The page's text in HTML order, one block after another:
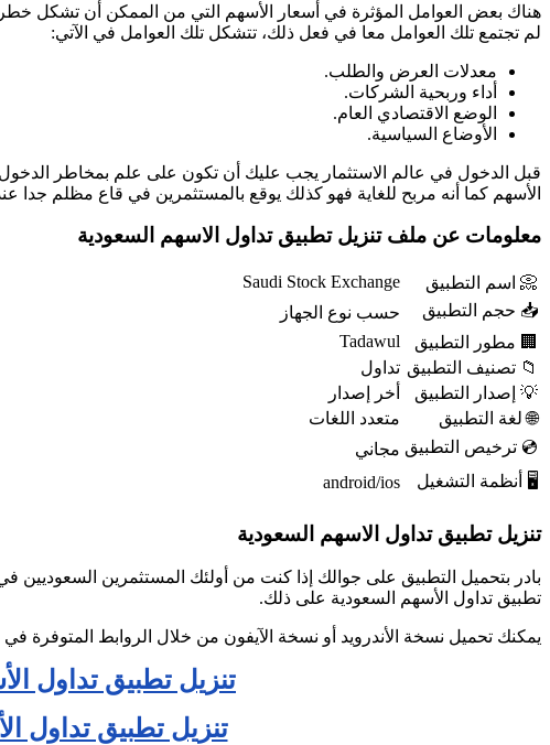
هناك بعض العوامل المؤثرة في أسعار الأسهم التي من الممكن أن تشكل
لم تجتمع تلك العوامل معا في فعل ذلك، تتشكل تلك العوامل في الآتي:
معدلات العرض والطلب.
أداء وربحية الشركات.
الوضع الاقتصادي العام.
الأوضاع السياسية.
قبل الدخول في عالم الاستثمار يجب عليك أن تكون على علم بمخاطر الدخول
الأسهم كما أنه مربح للغاية فهو كذلك يوقع بالمستثمرين في قاع مظلم جدا
معلومات عن ملف تنزيل تطبيق تداول الاسهم السعودية
📀 اسم التطبيق
Saudi Stock Exchange
📥 حجم التطبيق
حسب نوع الجهاز
🏢 مطور التطبيق
Tadawul
📁 تصنيف التطبيق تداول
💡 إصدار التطبيق
أخر إصدار
🌐 لغة التطبيق
متعدد اللغات
💿 ترخيص التطبيق مجاني
🖥️ أنظمة التشغيل
android/ios
تنزيل تطبيق تداول الاسهم السعودية
بادر بتحميل التطبيق على جوالك إذا كنت من أولئك المستثمرين
تطبيق تداول الأسهم السعودية على ذلك.
يمكنك تحميل نسخة الأندرويد أو نسخة الآيفون من خلال الروابط المتوفرة
تنزيل تطبيق تداول
تنزيل تطبيق تداول